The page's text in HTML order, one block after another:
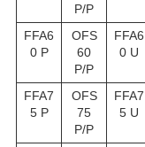
P/P
FFA6
0 P
OFS
60
P/P
FFA6
0 U
FFA7
5 P
OFS
75
P/P
FFA7
5 U